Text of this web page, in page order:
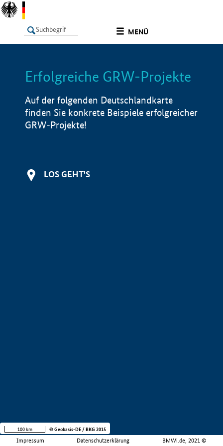
MENÜ
LISTE Info
Erfolgreiche GRW-Projekte
Auf der folgenden Deutschlandkarte
finden Sie konkrete Beispiele erfolgreicher
GRW-Projekte!
LOS GEHT'S
Impressum Datenschutzerklärung BMWi.de, 2021 ©
100 km © Geobasis-DE / BKG 2015